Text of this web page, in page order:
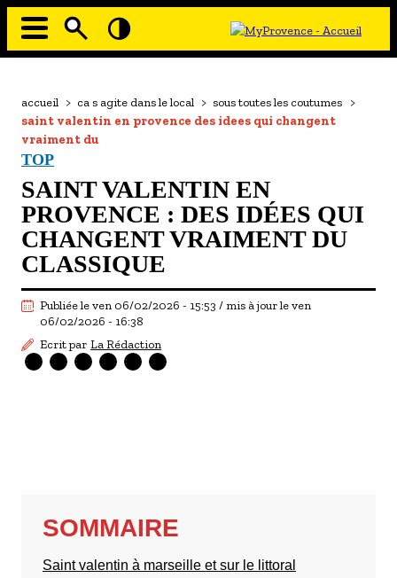
Aller
principale
À MOI LA CULTURE
AU GRAND AIR
PASSEZ À TABLE
SOUS TOUTES LES COUTUMES
TOURISME ET HANDICAP
ENVIE DE BALADE
L'AGENDA
LES GUIDES TOURISTIQUES
LES OFFRES MYPROVENCE
Fil
d'Ariane
accueil > ca s agite dans le local > sous toutes les coutumes >
saint valentin en provence des idees qui changent
vraiment du
TOP
SAINT VALENTIN EN
PROVENCE : DES IDÉES QUI
CHANGENT VRAIMENT DU
CLASSIQUE
Publiée le ven 06/02/2026 - 15:53 / mis à jour le ven
06/02/2026 - 16:38
Ecrit par La Rédaction
SOMMAIRE
Saint valentin à marseille et sur le littoral